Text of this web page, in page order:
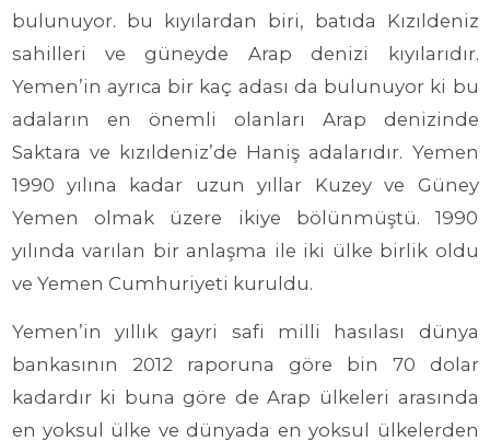
bulunuyor. bu kıyılardan biri, batıda Kızıldeniz
sahilleri ve güneyde Arap denizi kıyılarıdır.
Yemen’in ayrıca bir kaç adası da bulunuyor ki bu
adaların en önemli olanları Arap denizinde
Saktara ve kızıldeniz’de Haniş adalarıdır. Yemen
1990 yılına kadar uzun yıllar Kuzey ve Güney
Yemen olmak üzere ikiye bölünmüştü. 1990
yılında varılan bir anlaşma ile iki ülke birlik oldu
ve Yemen Cumhuriyeti kuruldu.
Yemen’in yıllık gayri safi milli hasılası dünya
bankasının 2012 raporuna göre bin 70 dolar
kadardır ki buna göre de Arap ülkeleri arasında
en yoksul ülke ve dünyada en yoksul ülkelerden